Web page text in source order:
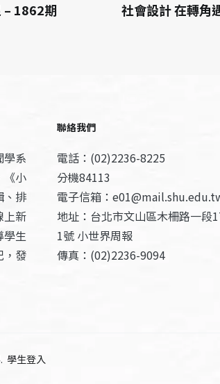
– 1862期 社會設計 在轉角
學系
《小
、排
上新
學生
，發
聯絡我們
電話：(02)2236-8225
分機84113
電子信箱：
地址：台北市文山區木柵路一段
1號 小世界周報
傳真：(02)2236-9094
. 學生登入